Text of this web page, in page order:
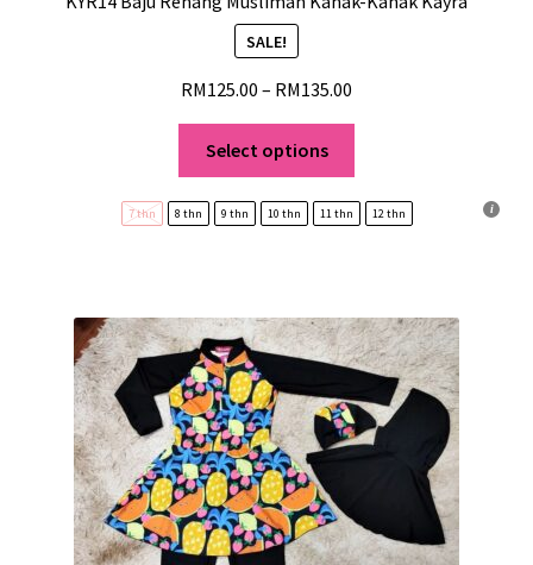
Cancellation, Shipping and Return Policy
SALE!
RM125.00 – RM135.00
Select options
7 thn 8 thn 9 thn 10 thn 11 thn 12 thn